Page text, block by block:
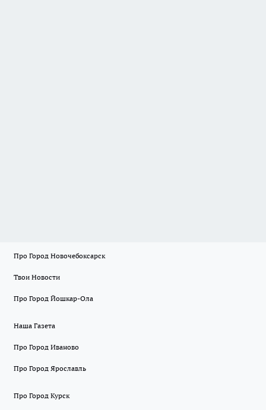
Про Город Новочебоксарск
Твои Новости
Про Город Йошкар-Ола
Наша Газета
Про Город Иваново
Про Город Ярославль
Про Город Курск